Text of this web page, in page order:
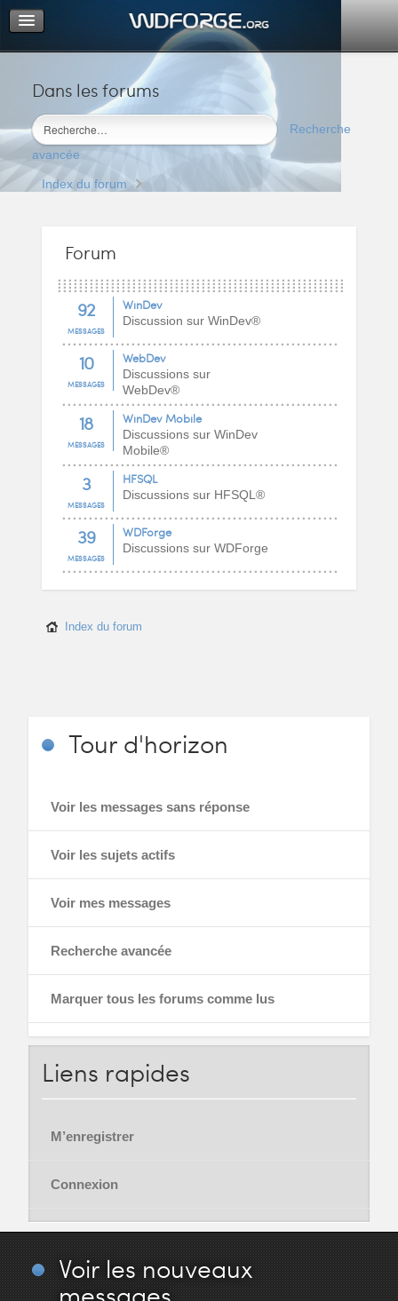
Dans les forums
Recherche
avancée
Portail
Index du forum
M’enregistrer
Connexion
Index du forum
Forum
92
MESSAGES
WinDev
Discussion sur WinDev®
10
MESSAGES
WebDev
Discussions sur
WebDev®
18
MESSAGES
WinDev Mobile
Discussions sur WinDev
Mobile®
3
MESSAGES
HFSQL
Discussions sur HFSQL®
39
MESSAGES
WDForge
Discussions sur WDForge
Index du forum
Tourd'horizon
Voir les messages sans réponse
Voir les sujets actifs
Voir mes messages
Recherche avancée
Marquer tous les forums comme lus
Liens rapides
M’enregistrer
Connexion
Voir les nouveaux